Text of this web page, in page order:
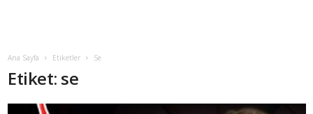
Ana Sayfa Etiketler Se
Etiket: se